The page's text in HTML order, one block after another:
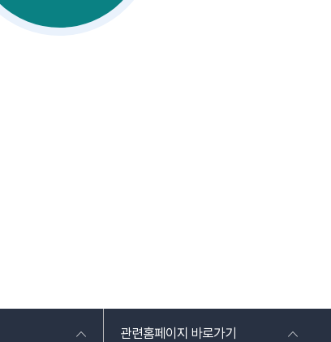
관련홈페이지 바로가기